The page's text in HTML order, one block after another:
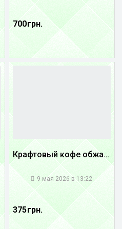
700 грн.
Крафтовый кофе обжареный купаж арабики 5...
9 мая 2026 в 13:22
375 грн.